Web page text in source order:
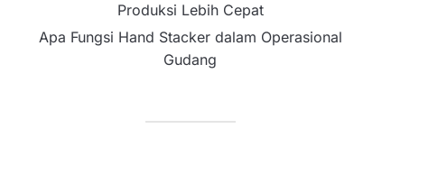
Produksi Lebih Cepat
Apa Fungsi Hand Stacker dalam Operasional
Gudang